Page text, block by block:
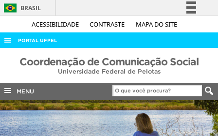
ACESSIBILIDADE CONTRASTE MAPA DO SITE
BRASIL
Simplifique!
Acesso à informação
Legislação
Canais
PORTAL UFPEL
ACESSO À INFORMAÇÃO
COBALTO
CONCURSOS
EDITAIS
Coordenação de Comunicação Social
Universidade Federal de Pelotas
MENU